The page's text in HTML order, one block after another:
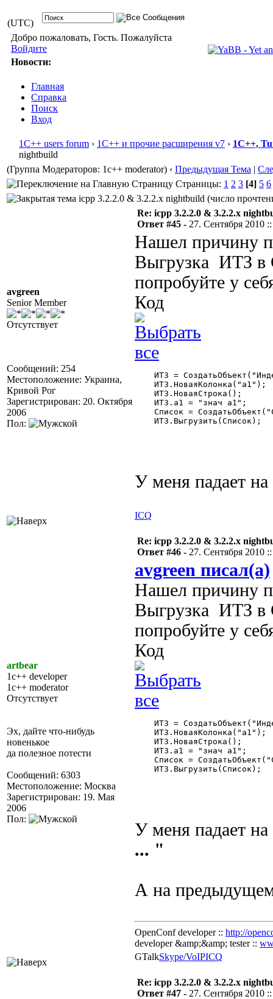
(UTC)
Добро пожаловать, Гость. Пожалуйста
Войдите
Новости:
Главная
Справка
Поиск
Вход
1С++ users forum › 1С++ и прочие расширения v7 › 1С++,
nightbuild
(Группа Модераторов: 1c++ moderator) ‹ Предыдущая Тема |
Страницы: 1 2 3 [4] 5 6
icpp 3.2.2.0 & 3.2.2.x nightbuild (число
avgreen
Senior Member
Отсутствует
Сообщений: 254
Местоположение: Украина,
Кривой Рог
Зарегистрирован: 20. Октября
2006
Пол:
Re: icpp 3.2.2.0 & 3.2.2.x
Ответ #45 - 27. Сентября 2010
Нашел причину
Выгрузка ИТЗ в
попробуйте у
Код
ИТЗ =
ИТЗ.НоваяКолонка("а1");
ИТЗ.НоваяСтрока();
ИТЗ.а1 = "знач а1";
Список =
ИТЗ.Выгрузить(Список);
У меня падает
ICQ
artbear
1c++ developer
1c++ moderator
Отсутствует
Эх, дайте что-нибудь
новенькое
да полезное потести
Сообщений: 6303
Местоположение: Москва
Зарегистрирован: 19. Мая
2006
Пол:
Re: icpp 3.2.2.0 & 3.2.2.x
Ответ #46 - 27. Сентября 2010
avgreen писал(а)
Нашел причину
Выгрузка ИТЗ в
попробуйте у
Код
ИТЗ =
ИТЗ.НоваяКолонка("а1");
ИТЗ.НоваяСтрока();
ИТЗ.а1 = "знач а1";
Список =
ИТЗ.Выгрузить(Список);
У меня падает
... "
А на
OpenConf developer :: http://
developer &amp;&amp; tester ::
GTalkSkype/VoIPICQ
Re: icpp 3.2.2.0 & 3.2.2.x
Ответ #47 - 27. Сентября 2010